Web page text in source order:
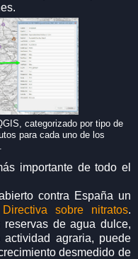
categorizado por tipo de
para cada uno de los
importante de todo el
contra España un
Directiva sobre nitratos.
reservas de agua dulce,
agraria, puede
desmedido de